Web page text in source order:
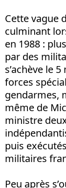
Cette vague
culminant
en 1988 :
par des
s’achève le
forces
gendarmes,
même de
ministre
puis
militaires
Peu après